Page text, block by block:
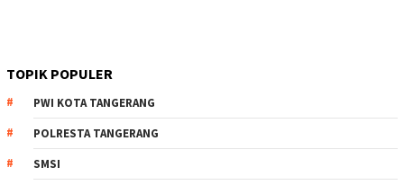
TOPIK POPULER
PWI KOTA TANGERANG
POLRESTA TANGERANG
SMSI